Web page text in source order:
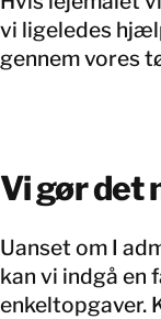
vi ligeledes
gennem vores
Vi gør det
Uanset om I
kan vi indgå en
enkeltopgaver.